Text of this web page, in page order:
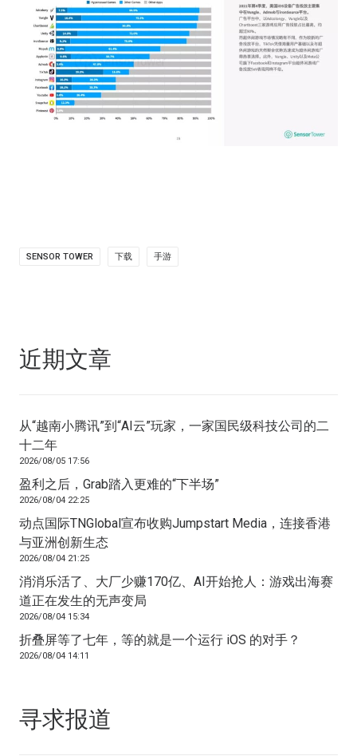
SENSOR TOWER 下载 手游
近期文章
从“越南小腾讯”到“AI云”玩家，一家国民级科技公司的二
十二年
2026/08/05 17:56
盈利之后，Grab踏入更难的“下半场”
2026/08/04 22:25
动点国际TNGlobal宣布收购Jumpstart Media，连接香港
与亚洲创新生态
2026/08/04 21:25
消消乐活了、大厂少赚170亿、AI开始抢人：游戏出海赛
道正在发生的无声变局
2026/08/04 15:34
折叠屏等了七年，等的就是一个运行 iOS 的对手？
2026/08/04 14:11
寻求报道